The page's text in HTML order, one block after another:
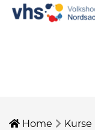
Home Kurse